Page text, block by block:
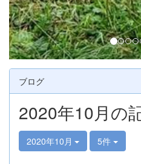
ブログ
2020年10月の
2020年10月 5件